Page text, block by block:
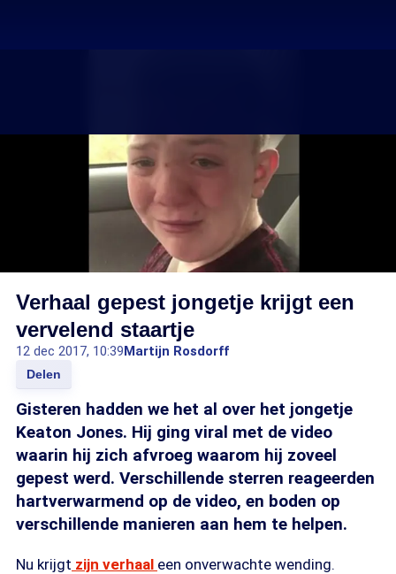
Verhaal gepest jongetje krijgt een
vervelend staartje
12 dec 2017, 10:39Martijn Rosdorff
Delen
Gisteren hadden we het al over het jongetje
Keaton Jones. Hij ging viral met de video
waarin hij zich afvroeg waarom hij zoveel
gepest werd. Verschillende sterren reageerden
hartverwarmend op de video, en boden op
verschillende manieren aan hem te helpen.
Nu krijgt zijn verhaal een onverwachte wending.